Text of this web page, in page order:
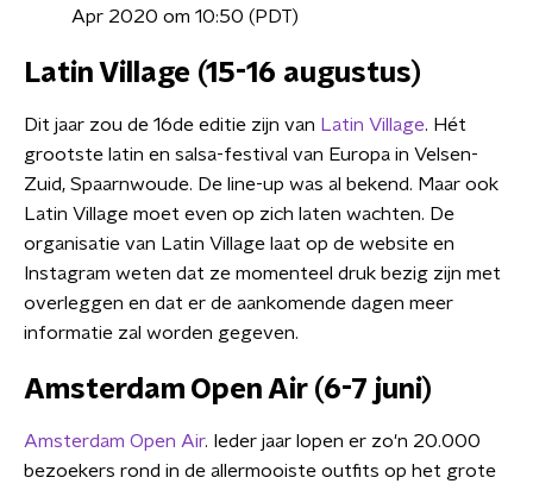
Apr 2020 om 10:50 (PDT)
Latin Village (15-16 augustus)
Dit jaar zou de 16de editie zijn van Latin Village. Hét
grootste latin en salsa-festival van Europa in Velsen-
Zuid, Spaarnwoude. De line-up was al bekend. Maar ook
Latin Village moet even op zich laten wachten. De
organisatie van Latin Village laat op de website en
Instagram weten dat ze momenteel druk bezig zijn met
overleggen en dat er de aankomende dagen meer
informatie zal worden gegeven.
Amsterdam Open Air (6-7 juni)
Amsterdam Open Air. Ieder jaar lopen er zo'n 20.000
bezoekers rond in de allermooiste outfits op het grote